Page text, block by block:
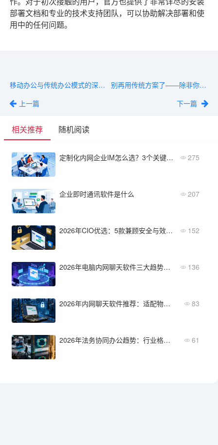
部署文档和专业的技术支持团队，可以协助解决部署和使
用中的任何问题。
移动办公与传统办公模式的深度对比与选型指南
上一篇
别再用传统方案了——除非你已掌握这5种会议工具的进阶玩法
下一篇
相关推荐 随机阅读
定制化内网企业IM怎么选？3个关键点避坑 275
企业即时通讯软件是什么 207
2026年CIO优选：5款兼顾安全与效率的顶级IM软件推荐 152
2026年电脑内网聊天软件三大趋势，企业内网协作新方向 136
2026年内网聊天软件推荐：适配物理隔离与专网环境的方案 83
2026年法务协同办公趋势：行业格局与选型方向 61